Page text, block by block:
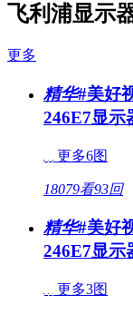
飞利浦显示
更多
精华#美好
246E7显
更多6图
18079看93回
精华#美好
246E7显
更多3图